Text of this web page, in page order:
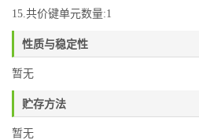
15.共价键单元数量:1
性质与稳定性
暂无
贮存方法
暂无